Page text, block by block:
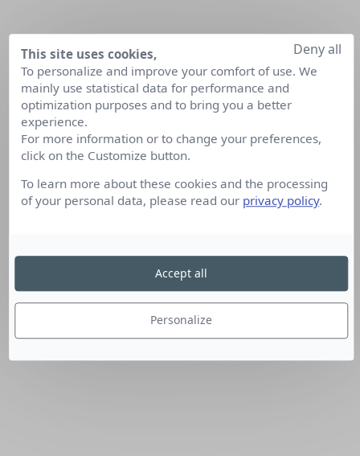
This site uses cookies,
To personalize and improve your comfort of use. We
mainly use statistical data for performance and
optimization purposes and to bring you a better
experience.
For more information or to change your preferences,
click on the Customize button.
To learn more about these cookies and the processing
of your personal data, please read our privacy policy.
Personalize
Deny all
Accept all